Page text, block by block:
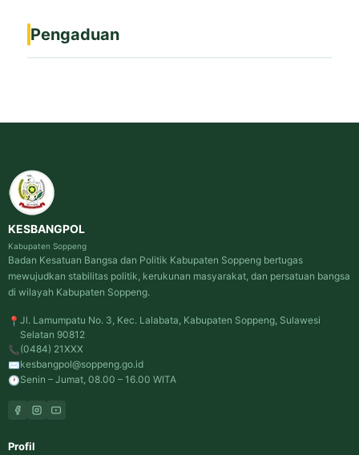
Pengaduan
KESBANGPOL
Kabupaten Soppeng
Badan Kesatuan Bangsa dan Politik Kabupaten Soppeng bertugas
mewujudkan stabilitas politik, kerukunan masyarakat, dan persatuan bangsa
di wilayah Kabupaten Soppeng.
📍 Jl. Lamumpatu No. 3, Kec. Lalabata, Kabupaten Soppeng, Sulawesi
Selatan 90812
📞(0484) 21XXX
✉️kesbangpol@soppeng.go.id
🕐Senin – Jumat, 08.00 – 16.00 WITA
Profil